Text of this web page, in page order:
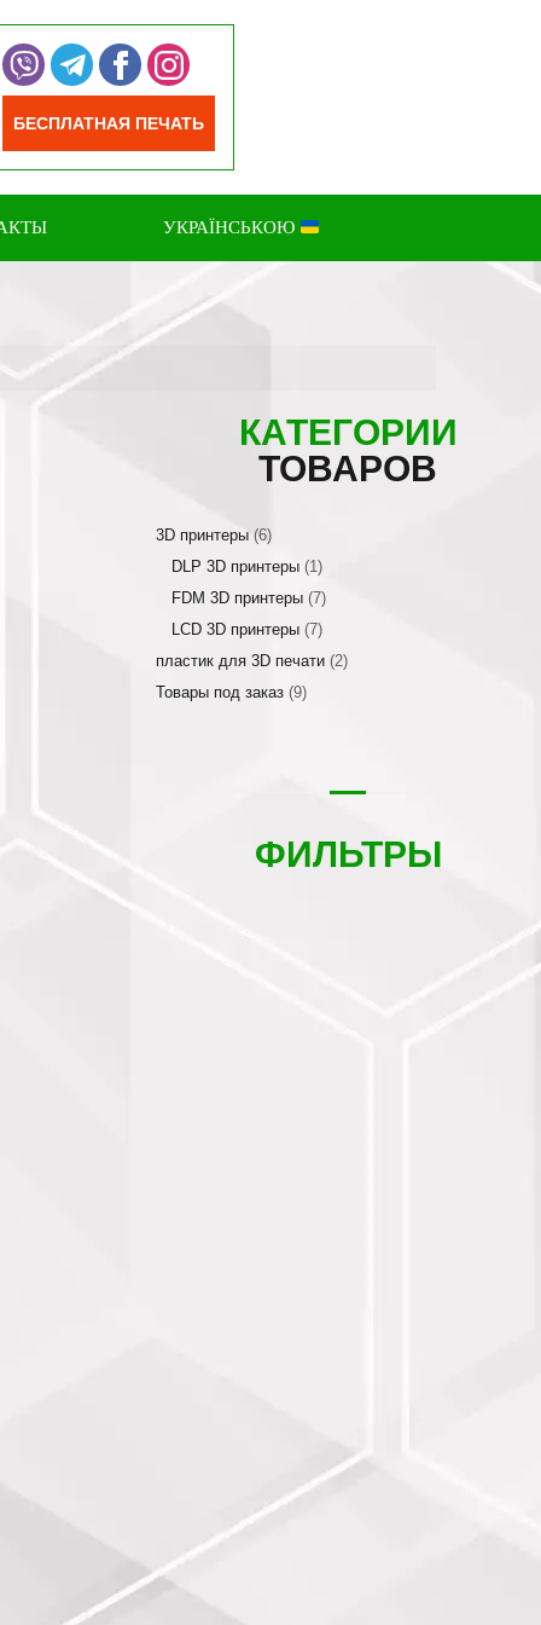
БЕСПЛАТНАЯ ПЕЧАТЬ
УКРАЇНСЬКОЮ
КАТЕГОРИИ
ТОВАРОВ
3D принтеры (6)
DLP 3D принтеры (1)
FDM 3D принтеры (7)
LCD 3D принтеры (7)
пластик для 3D печати (2)
Товары под заказ (9)
ФИЛЬТРЫ